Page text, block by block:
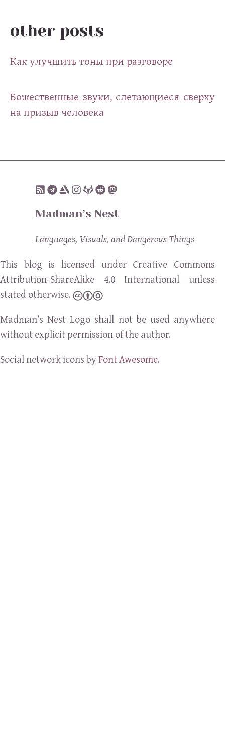
other posts
Как улучшить тоны при разговоре
Божественные звуки, слетающиеся сверху
на призыв человека
Madman’s Nest
Languages, Visuals, and Dangerous Things
This blog is licensed under Creative Commons
Attribution-ShareAlike 4.0 International unless
stated otherwise.
Madman’s Nest Logo shall not be used anywhere
without explicit permission of the author.
Social network icons byFont Awesome.